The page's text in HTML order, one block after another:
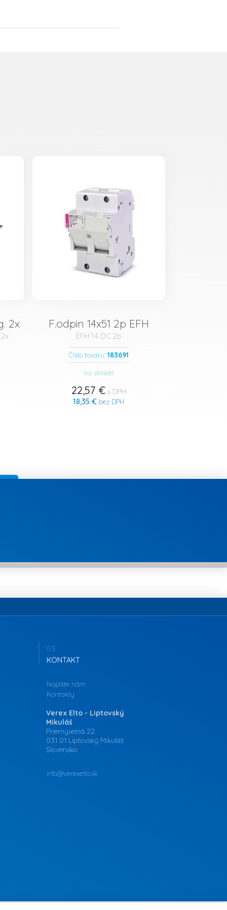
2x F.odpin 14x51 2p EFH
EFH 14 DC 2p
Číslo tovaru: 183691
na sklade
22,57 €s DPH
18,35 € bez DPH
03
KONTAKT
Napíšte nám
Kontakty
Verex Elto - Liptovský
Mikuláš
Priemyselná 22
031 01 Liptovský Mikuláš
Slovensko
info@verexelto.sk